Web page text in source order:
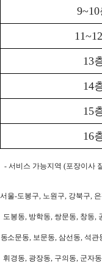
9~10
13
14
15
16
- 서비스 가능지역 (포장이사
서울-도봉구, 노원구, 강북구,
도봉동, 방학동, 쌍문동, 창동,
동소문동, 보문동, 삼선동, 석
휘경동, 광장동, 구의동, 군자